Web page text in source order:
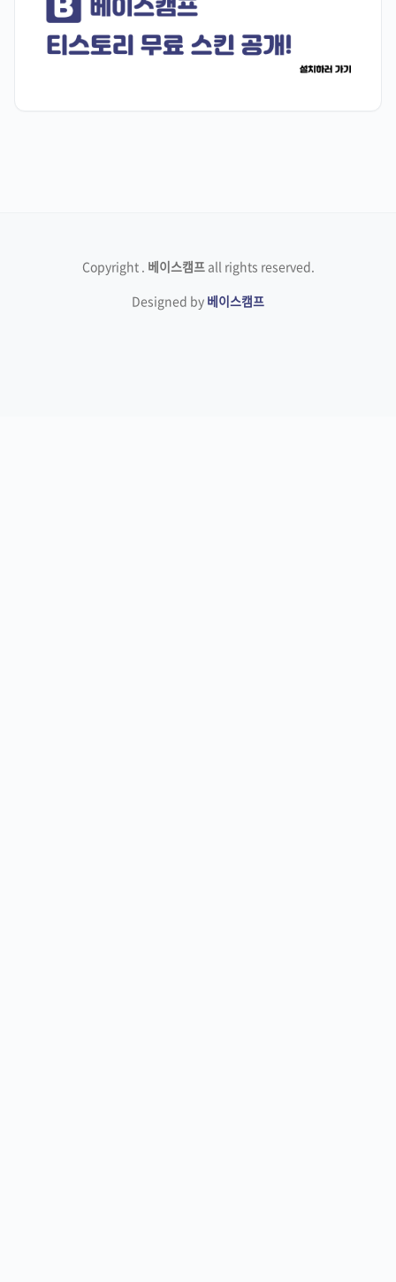
Copyright 베이스캠프all rights reserved.
Designed by 베이스캠프